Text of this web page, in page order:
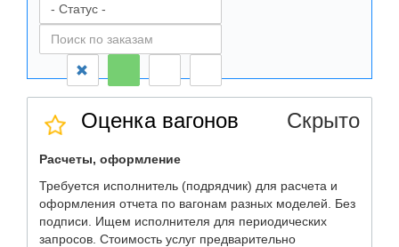
Оценка вагонов Скрыто
Расчеты, оформление
Требуется исполнитель (подрядчик) для расчета и
оформления отчета по вагонам разных моделей. Без
подписи. Ищем исполнителя для периодических
запросов. Стоимость услуг предварительно